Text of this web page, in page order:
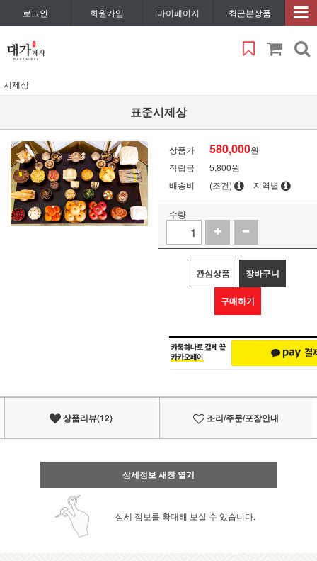
로그인 회원가입 마이페이지 최근본상품
시제상
표준시제상
상품가 580,000원
적립금
5,800원
배송비
(조건) 지역별
수량
관심상품 장바구니
구매하기
상품리뷰(12) 조리/주문/포장안내
상세정보 새창 열기
상세 정보를 확대해 보실 수 있습니다.